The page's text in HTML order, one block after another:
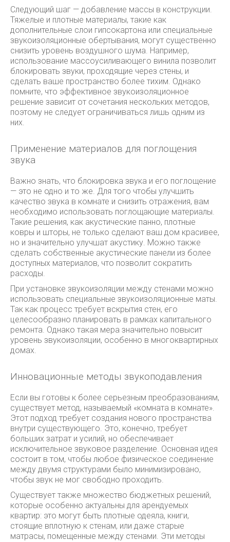
Следующий шаг — добавление массы в конструкции.
Тяжелые и плотные материалы, такие как
дополнительные слои гипсокартона или специальные
звукоизоляционные обертывания, могут существенно
снизить уровень воздушного шума. Например,
использование массоусиливающего винила позволит
блокировать звуки, проходящие через стены, и
сделать ваше пространство более тихим. Однако
помните, что эффективное звукоизоляционное
решение зависит от сочетания нескольких методов,
поэтому не следует ограничиваться лишь одним из
них.
Применение материалов для поглощения
звука
Важно знать, что блокировка звука и его поглощение
— это не одно и то же. Для того чтобы улучшить
качество звука в комнате и снизить отражения, вам
необходимо использовать поглощающие материалы.
Такие решения, как акустические панно, плотные
ковры и шторы, не только сделают ваш дом красивее,
но и значительно улучшат акустику. Можно также
сделать собственные акустические панели из более
доступных материалов, что позволит сократить
расходы.
При установке звукоизоляции между стенами можно
использовать специальные звукоизоляционные маты.
Так как процесс требует вскрытия стен, его
целесообразно планировать в рамках капитального
ремонта. Однако такая мера значительно повысит
уровень звукоизоляции, особенно в многоквартирных
домах.
Инновационные методы звукоподавления
Если вы готовы к более серьезным преобразованиям,
существует метод, называемый «комната в комнате».
Этот подход требует создания нового пространства
внутри существующего. Это, конечно, требует
больших затрат и усилий, но обеспечивает
исключительное звуковое разделение. Основная идея
состоит в том, чтобы любое физическое соединение
между двумя структурами было минимизировано,
чтобы звук не мог свободно проходить.
Существует также множество бюджетных решений,
которые особенно актуальны для арендуемых
квартир: это могут быть плотные одеяла, книги,
стоящие вплотную к стенам, или даже старые
матрасы, помещенные между стенами. Эти методы